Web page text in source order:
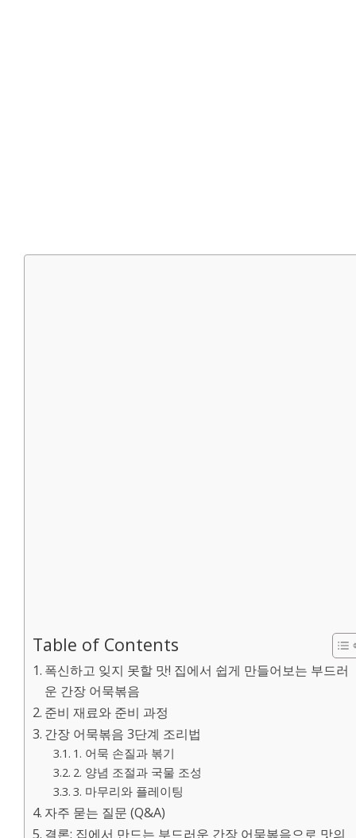
Table of Contents
폭신하고 잊지 못할 맛! 집에서 쉽게 만들어보는 부드러
운 간장 어묵볶음
준비 재료와 준비 과정
간장 어묵볶음 3단계 조리법
1. 어묵 손질과 볶기
2. 양념 조절과 국물 조성
3. 마무리와 플레이팅
자주 묻는 질문 (Q&A)
결론: 집에서 만드는 부드러운 간장 어묵볶음으로 맛의